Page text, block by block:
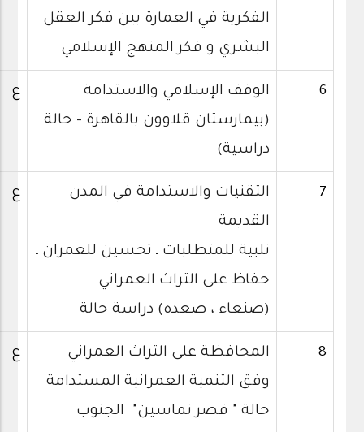
الفكرية في العمارة بين فكر العقل
البشري و فكر المنهج الإسلامي
6
الوقف الإسلامي والاستدامة
(بيمارستان قلاوون بالقاهرة – حالة
دراسية)
ع
7
التقنيات والاستدامة في المدن
القديمة
تلبية للمتطلبات ـ تحسين للعمران ـ
حفاظ على التراث العمراني
(صنعاء ، صعده) دراسة حالة
ع
8
المحافظة على التراث العمراني
وفق التنمية العمرانية المستدامة
حالة " قصر تماسين" الجنوب
ع